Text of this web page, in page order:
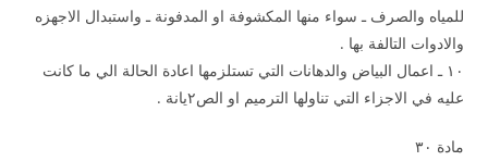
للمياه والصرف ـ سواء منها المكشوفة او المدفونة ـ واستبدال الاجهزه
والادوات التالفة بها .
۱۰ ـ اعمال البياض والدهانات التي تستلزمها اعادة الحالة الي ما كانت
عليه في الاجزاء التي تناولها الترميم او الص۲يانة .
مادة ۳۰